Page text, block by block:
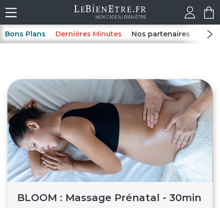
Bons Plans Dernières Minutes Nos partenaires Spas
BLOOM : Massage Prénatal - 30min